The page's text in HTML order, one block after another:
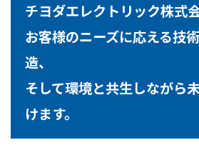
チヨダエレクトリック株式会
お客様のニーズに応える技
造、
そして環境と共生しながら
けます。